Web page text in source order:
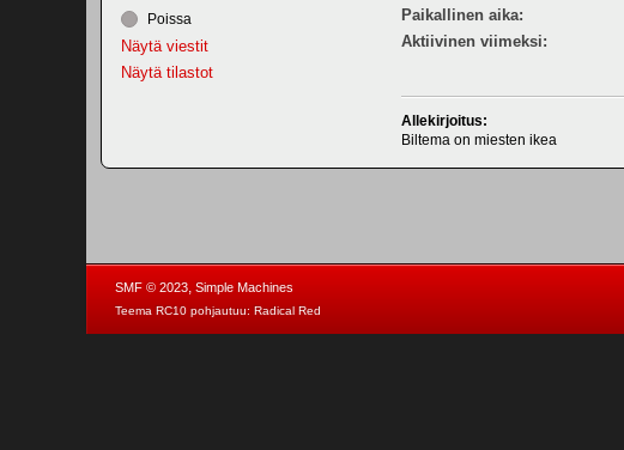
Poissa
Näytä viestit
Näytä tilastot
Paikallinen aika:
Aktiivinen viimeksi:
Allekirjoitus:
Biltema on miesten ikea
SMF © 2023, Simple Machines
Teema RC10 pohjautuu: Radical Red